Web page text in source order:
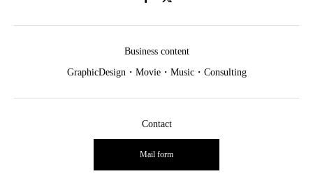
Business content
GraphicDesign・Movie・Music・Consulting
Contact
Mail form